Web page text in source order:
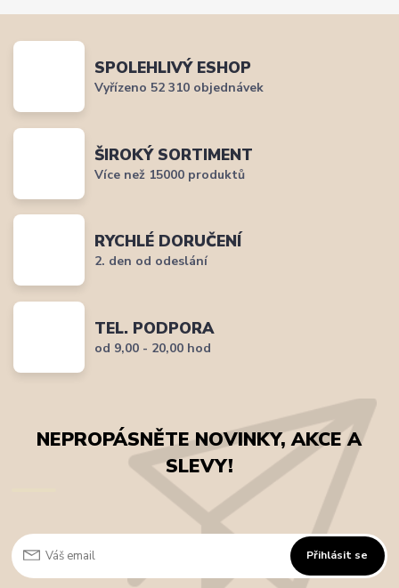
SPOLEHLIVÝ ESHOP
Vyřízeno 52 310 objednávek
ŠIROKÝ SORTIMENT
Více než 15000 produktů
RYCHLÉ DORUČENÍ
2. den od odeslání
TEL. PODPORA
od 9,00 - 20,00 hod
NEPROPÁSNĚTE NOVINKY, AKCE A
SLEVY!
Přihlásit se